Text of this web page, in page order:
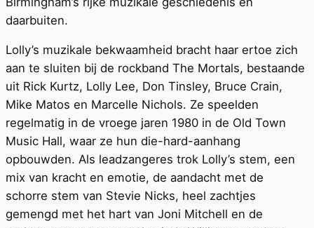
daarbuiten.
Lolly’s muzikale bekwaamheid bracht haar ertoe zich
aan te sluiten bij de rockband The Mortals, bestaande
uit Rick Kurtz, Lolly Lee, Don Tinsley, Bruce Crain,
Mike Matos en Marcelle Nichols. Ze speelden
regelmatig in de vroege jaren 1980 in de Old Town
Music Hall, waar ze hun die-hard-aanhang
opbouwden. Als leadzangeres trok Lolly’s stem, een
mix van kracht en emotie, de aandacht met de
schorre stem van Stevie Nicks, heel zachtjes
gemengd met het hart van Joni Mitchell en de